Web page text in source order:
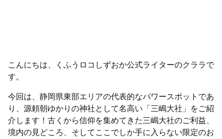
こんにちは、くふうロコしずおか公式ライターのクララで
す。
今回は、静岡県東部エリアの代表的なパワースポットであ
り、源頼朝ゆかりの神社として名高い「三嶋大社」をご紹
介します！古くから信仰を集めてきた三嶋大社のご利益、
境内の見どころ、そしてここでしか手に入らない限定のお